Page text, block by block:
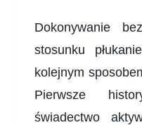
Dokonywanie
stosunku
kolejnym
Pierwsze
świadectwo